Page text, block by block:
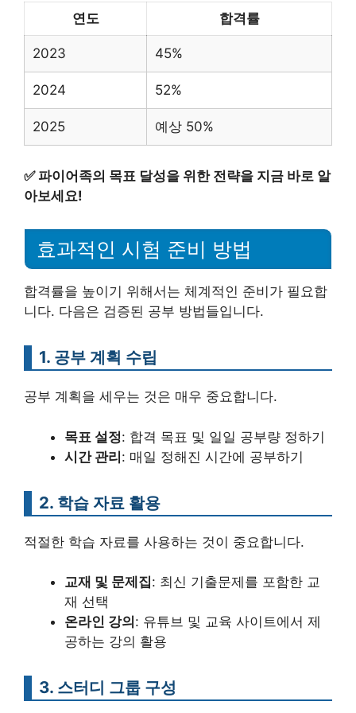
연도 합격률
2023 45%
2024 52%
2025 예상 50%
✅ 파이어족의 목표 달성을 위한 전략을 지금 바로 알
아보세요!
효과적인 시험 준비 방법
합격률을 높이기 위해서는 체계적인 준비가 필요합
니다. 다음은 검증된 공부 방법들입니다.
1. 공부 계획 수립
공부 계획을 세우는 것은 매우 중요합니다.
목표 설정: 합격 목표 및 일일 공부량 정하기
시간 관리: 매일 정해진 시간에 공부하기
2. 학습 자료 활용
적절한 학습 자료를 사용하는 것이 중요합니다.
교재 및 문제집: 최신 기출문제를 포함한 교
재 선택
온라인 강의 : 유튜브 및 교육 사이트에서 제
공하는 강의 활용
3. 스터디 그룹 구성